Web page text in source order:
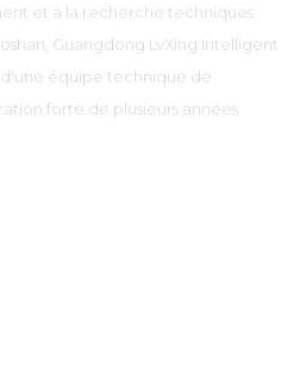
et à la recherche techniques
Guangdong LvXing Intelligent
équipe technique de
forte de plusieurs années